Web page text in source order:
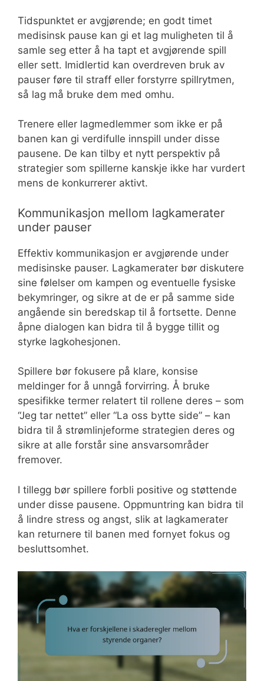
Tidspunktet er avgjørende; en godt timet
medisinsk pause kan gi et lag muligheten til å
samle seg etter å ha tapt et avgjørende spill
eller sett. Imidlertid kan overdreven bruk av
pauser føre til straff eller forstyrre spillrytmen,
så lag må bruke dem med omhu.
Trenere eller lagmedlemmer som ikke er på
banen kan gi verdifulle innspill under disse
pausene. De kan tilby et nytt perspektiv på
strategier som spillerne kanskje ikke har vurdert
mens de konkurrerer aktivt.
Kommunikasjon mellom lagkamerater
under pauser
Effektiv kommunikasjon er avgjørende under
medisinske pauser. Lagkamerater bør diskutere
sine følelser om kampen og eventuelle fysiske
bekymringer, og sikre at de er på samme side
angående sin beredskap til å fortsette. Denne
åpne dialogen kan bidra til å bygge tillit og
styrke lagkohesjonen.
Spillere bør fokusere på klare, konsise
meldinger for å unngå forvirring. Å bruke
spesifikke termer relatert til rollene deres – som
“Jeg tar nettet” eller “La oss bytte side” – kan
bidra til å strømlinjeforme strategien deres og
sikre at alle forstår sine ansvarsområder
fremover.
I tillegg bør spillere forbli positive og støttende
under disse pausene. Oppmuntring kan bidra til
å lindre stress og angst, slik at lagkamerater
kan returnere til banen med fornyet fokus og
besluttsomhet.